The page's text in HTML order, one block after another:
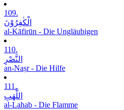
109.
الْکٰفِرُوْنَ
al-Kāfirūn - Die Ungläubigen
110.
النَّصْرِ
an-Naṣr - Die Hilfe
111.
اللَّھَبِ
al-Lahab - Die Flamme